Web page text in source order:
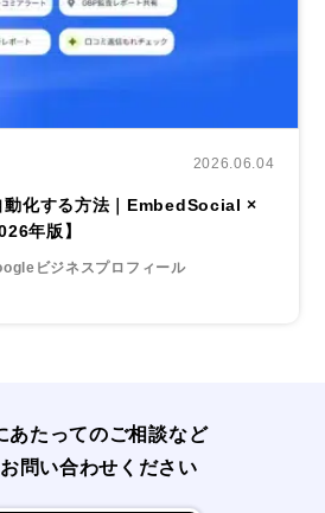
2026.06.04
動化する方法｜EmbedSocial ×
年版】
ビジネスプロフィール
あたってのご相談など
問い合わせください